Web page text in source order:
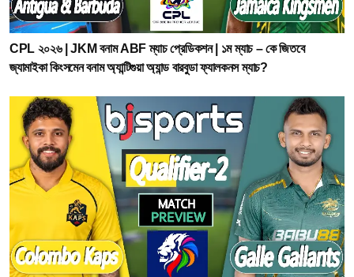
CPL ২০২৬ | JKM বনাম ABF ম্যাচ প্রেডিকশন | ১ম ম্যাচ – কে জিতবে
জ্যামাইকা কিংসমেন বনাম অ্যান্টিগুয়া অ্যান্ড বারবুডা ফ্যালকনস ম্যাচ?